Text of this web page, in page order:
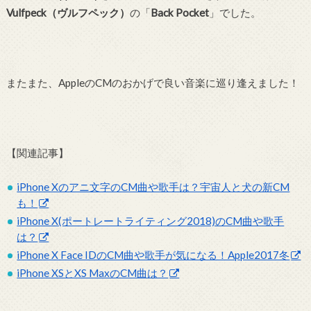
Vulfpeck（ヴルフペック） の「Back Pocket」でした。
またまた、AppleのCMのおかげで良い音楽に巡り逢えました！
【関連記事】
iPhone Xのアニ文字のCM曲や歌手は？宇宙人と犬の新CM
も！
iPhone X(ポートレートライティング2018)のCM曲や歌手
は？
iPhone X Face IDのCM曲や歌手が気になる！Apple2017冬
iPhone XSとXS MaxのCM曲は？